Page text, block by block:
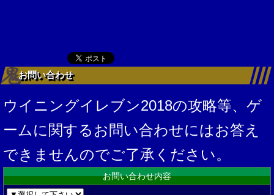
お問い合わせ
ウイニングイレブン2018の攻略等、ゲ
ームに関するお問い合わせにはお答え
できませんのでご了承ください。
お問い合わせ内容